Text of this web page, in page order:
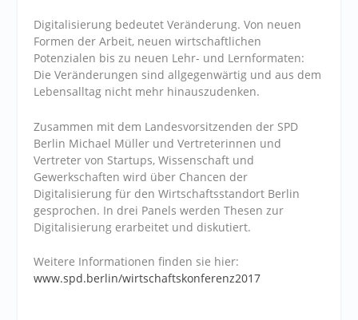
Digitalisierung bedeutet Veränderung. Von neuen
Formen der Arbeit, neuen wirtschaftlichen
Potenzialen bis zu neuen Lehr- und Lernformaten:
Die Veränderungen sind allgegenwärtig und aus dem
Lebensalltag nicht mehr hinauszudenken.
Zusammen mit dem Landesvorsitzenden der SPD
Berlin Michael Müller und Vertreterinnen und
Vertreter von Startups, Wissenschaft und
Gewerkschaften wird über Chancen der
Digitalisierung für den Wirtschaftsstandort Berlin
gesprochen. In drei Panels werden Thesen zur
Digitalisierung erarbeitet und diskutiert.
Weitere Informationen finden sie hier:
www.spd.berlin/wirtschaftskonferenz2017